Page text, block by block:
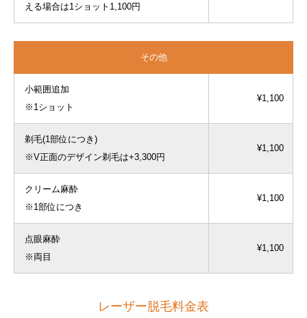
える場合は1ショット1,100円
その他
小範囲追加
※1ショット
¥1,100
剃毛(1部位につき)
※V正面のデザイン剃毛は+3,300円
¥1,100
クリーム麻酔
※1部位につき
¥1,100
点眼麻酔
※両目
¥1,100
レーザー脱毛料金表